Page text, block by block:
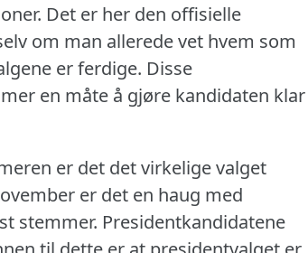
Det er her den offisielle
om man allerede vet hvem som
er ferdige. Disse
en måte å gjøre kandidaten klar
er det det virkelige valget
er det en haug med
stemmer. Presidentkandidatene